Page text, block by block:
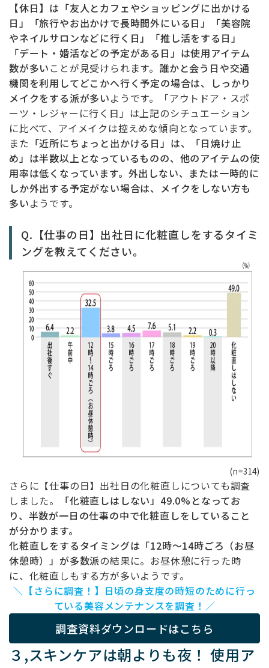
【休日】は「友人とカフェやショッピングに出かける
日」「旅行やお出かけで長時間外にいる日」「美容院
やネイルサロンなどに行く日」「推し活をする日」
「デート・婚活などの予定がある日」は使用アイテム
数が多い ことが見受けられます。 誰かと会う日や交通
機関を利用してどこかへ行く予定の場合は、しっかり
メイクをする派が多いようです。「アウトドア・スポ
ーツ・レジャーに行く日」は上記のシチュエーション
に比べて、アイメイクは控えめな傾向となっています。
また 「近所にちょっと出かける日」は、「日焼け止
め」は半数以上となっているものの、他のアイテムの使
用率は低くなっています。外出しない、または一時的に
しか外出する予定がない場合は、メイクをしない方も
多いようです。
Q.【仕事の日】出社日に化粧直しをするタイミ
ングを教えてください。
(n=314)
さらに【仕事の日】出社日の化粧直しについても調査
しました。
「化粧直しはしない」49.0%となってお
り、半数が一日の仕事の中で化粧直しをしていること
が分かります。
化粧直しをするタイミングは「12時～14時ごろ（お昼
休憩時）」が多数派の結果に。お昼休憩に行った時
に、化粧直しもする方が多いようです。
＼【さらに調査！】日頃の身支度の時短のために行っ
ている美容メンテナンスを調査！／
調査資料ダウンロードはこちら
３,スキンケアは朝よりも夜！ 使用ア